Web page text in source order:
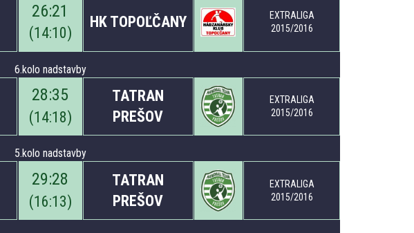
26:21
(14:10)
HK TOPOĽČANY
EXTRALIGA
2015/2016
6.kolo nadstavby
28:35
(14:18)
TATRAN
PREŠOV
EXTRALIGA
2015/2016
5.kolo nadstavby
29:28
(16:13)
TATRAN
PREŠOV
EXTRALIGA
2015/2016